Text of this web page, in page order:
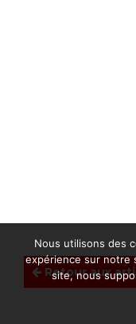
Retour aux
Nous utilisons des
expérience sur notre
site, nous